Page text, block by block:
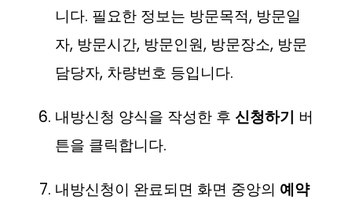
니다. 필요한 정보는 방문목적, 방문일
자, 방문시간, 방문인원, 방문장소, 방문
담당자, 차량번호 등입니다.
내방신청 양식을 작성한 후 신청하기 버
튼을 클릭합니다.
내방신청이 완료되면 화면 중앙의 예약